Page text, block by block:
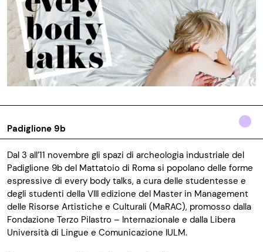
Padiglione 9b
Dal 3 all’11 novembre gli spazi di archeologia industriale del
Padiglione 9b del Mattatoio di Roma si popolano delle forme
espressive di every body talks, a cura delle studentesse e
degli studenti della VIII edizione del Master in Management
delle Risorse Artistiche e Culturali (MaRAC), promosso dalla
Fondazione Terzo Pilastro – Internazionale e dalla Libera
Università di Lingue e Comunicazione IULM.